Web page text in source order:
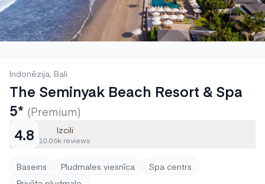
Indonēzija, Bali
The Seminyak Beach Resort & Spa
5* (Premium)
4.8 Izcili
10.06k reviews
Baseins Pludmales viesnīca
Spa centrs